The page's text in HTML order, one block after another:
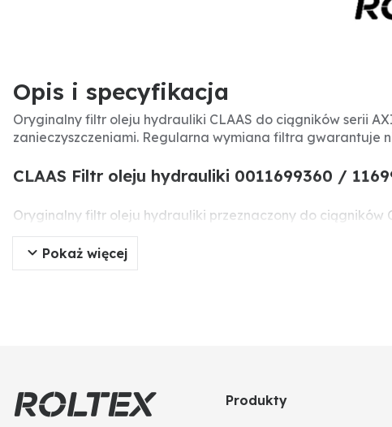
Opis i specyfikacja
Oryginalny filtr oleju hydrauliki CLAAS do ciągników serii
zanieczyszczeniami. Regularna wymiana filtra gwarantuje
CLAAS Filtr oleju hydrauliki 0011699360 /
Oryginalny filtr oleju hydrauliki przeznaczony do ciągników
hydraulicznym LS. Odpowiednia filtracja oleju
Specyfikacja produktu
Rodzaj:Oryginalna część
Pokaż więcej
Produkty